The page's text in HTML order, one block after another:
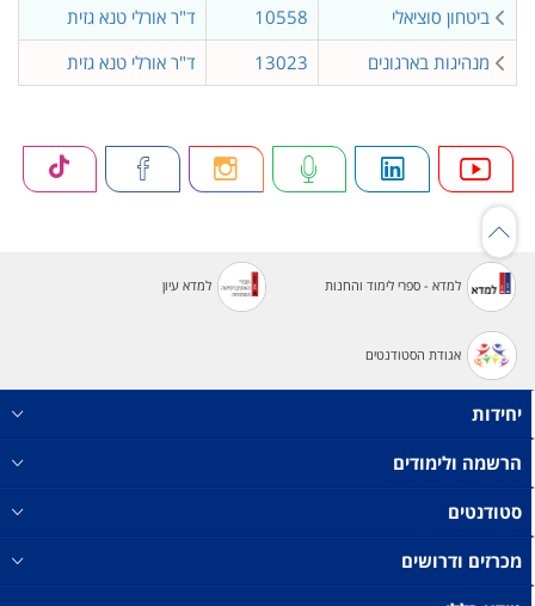
ביטחון סוציאלי
10558
ד"ר אורלי טנא גזית
מנהיגות בארגונים
13023 ד"ר אורלי טנא גזית
למדא - ספרי לימוד והחנות למדא עיון
אגודת הסטודנטים
יחידות
הרשמה ולימודים
סטודנטים
מכרזים ודרושים